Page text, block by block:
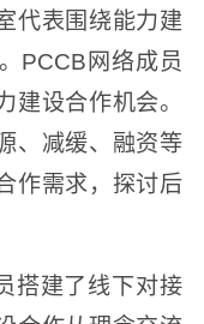
代表围绕能力建
PCCB网络成员
建设合作机会。
、减缓、融资等
作需求，探讨后
搭建了线下对接